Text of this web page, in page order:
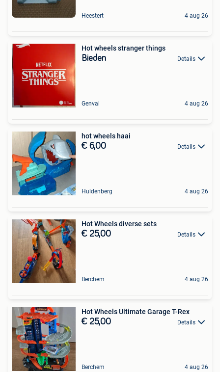
Heestert 4 aug 26
Hot wheels stranger things
Bieden Details
Genval 4 aug 26
hot wheels haai
€ 6,00 Details
Huldenberg 4 aug 26
Hot Wheels diverse sets
€ 25,00 Details
Berchem 4 aug 26
Hot Wheels Ultimate Garage T-Rex
€ 25,00 Details
Berchem 4 aug 26